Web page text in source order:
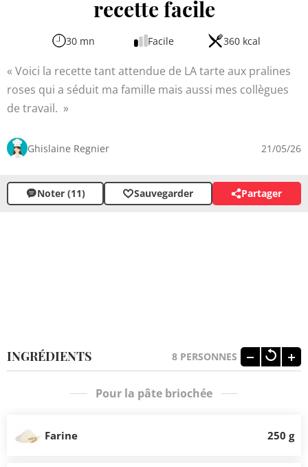
recette facile
30 mn Facile 360 kcal
Voici la recette tant attendue de LA tarte aux pralines
roses qui a séduit ma famille mais aussi mes collègues
de travail.
Ghislaine Regnier 21/05/26
Noter (11) Sauvegarder Partager
INGRÉDIENTS 8 PERSONNES
Pour la pâte briochée
Farine 250 g